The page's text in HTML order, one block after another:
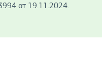
от 19.11.2024.